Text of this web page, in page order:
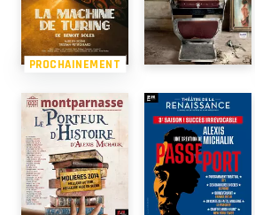
PROCHAINEMENT